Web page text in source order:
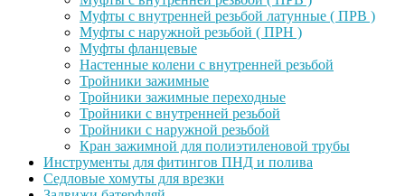
Муфты с внутренней резьбой латунные ( ПРВ )
Муфты с наружной резьбой ( ПРН )
Муфты фланцевые
Настенные колени с внутренней резьбой
Тройники зажимные
Тройники зажимные переходные
Тройники с внутренней резьбой
Тройники с наружной резьбой
Кран зажимной для полиэтиленовой трубы
Инструменты для фитингов ПНД и полива
Седловые хомуты для врезки